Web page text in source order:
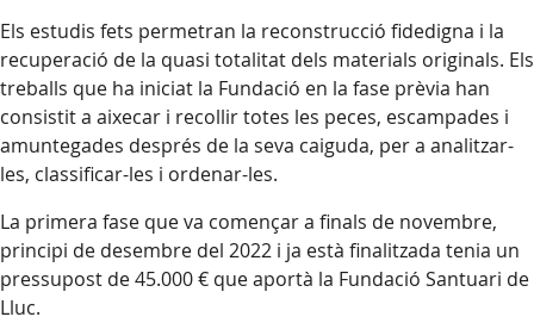
Els estudis fets permetran la reconstrucció fidedigna i la
recuperació de la quasi totalitat dels materials originals. Els
treballs que ha iniciat la Fundació en la fase prèvia han
consistit a aixecar i recollir totes les peces, escampades i
amuntegades després de la seva caiguda, per a analitzar-
les, classificar-les i ordenar-les.
La primera fase que va començar a finals de novembre,
principi de desembre del 2022 i ja està finalitzada tenia un
pressupost de 45.000 € que aportà la Fundació Santuari de
Lluc.